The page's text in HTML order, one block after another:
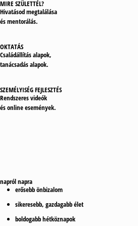
MIRE SZÜLETTÉL?
Hivatásod megtalálása
és mentorálás.
OKTATÁS
Családállítás alapok,
tanácsadás alapok.
SZEMÉLYISÉG FEJLESZTÉS
Rendszeres videók
és online események.
napról napra
erősebbönbizalom
sikeresebb, gazdagabbélet
boldogabbhétköznapok